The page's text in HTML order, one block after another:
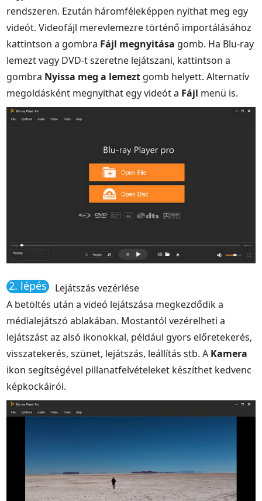
rendszeren. Ezután háromféleképpen nyithat meg egy
videót. Videofájl merevlemezre történő importálásához
kattintson a gombra Fájl megnyitása gomb. Ha Blu-ray
lemezt vagy DVD-t szeretne lejátszani, kattintson a
gombra Nyissa meg a lemezt gomb helyett. Alternatív
megoldásként megnyithat egy videót a Fájl menü is.
2. lépés
Lejátszás vezérlése
A betöltés után a videó lejátszása megkezdődik a
médialejátszó ablakában. Mostantól vezérelheti a
lejátszást az alsó ikonokkal, például gyors előretekerés,
visszatekerés, szünet, lejátszás, leállítás stb. A Kamera
ikon segítségével pillanatfelvételeket készíthet kedvenc
képkockáiról.